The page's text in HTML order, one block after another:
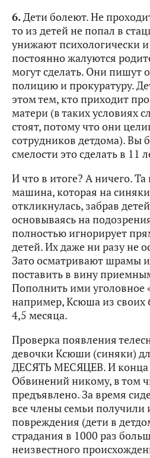
6.Дети болеют. Не
то из детей не попал в
унижают психологически
постоянно жалуются
могут сделать. Они пишут
полицию и прокуратуру.
этом тем, кто приходит
матери (в таких условиях
стоят, потому что они
сотрудников детдома). Вы
смелости это сделать в 11
И что в итоге? А ничего. Та
машина, которая на
откликнулась, забрав
основываясь на
полностью игнорирует
детей. Их даже ни разу не
Зато осматривают шрамы
поставить в вину
Пополнить ими уголовное
например, Ксюша из своих
4,5 месяца.
Проверка появления
девочки Ксюши (синяки)
ДЕСЯТЬ МЕСЯЦЕВ. И конца
Обвинений никому, в том
предъявлено. За время
все члены семьи получили
повреждения (дети в
страдания в 1000 раз
неизвестного